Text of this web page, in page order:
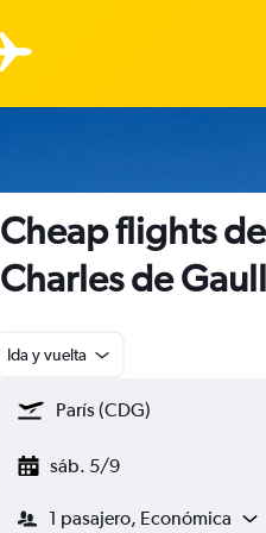
Cheap flights
Charles de
Ida y vuelta
sáb. 5/9
1 pasajero, Económica